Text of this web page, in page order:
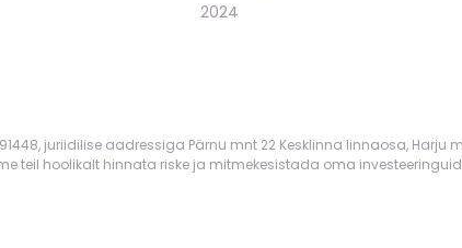
2024
juriidilise aadressiga Pärnu mnt 22 Kesklinna linnaosa, Harju
teil hoolikalt hinnata riske ja mitmekesistada oma